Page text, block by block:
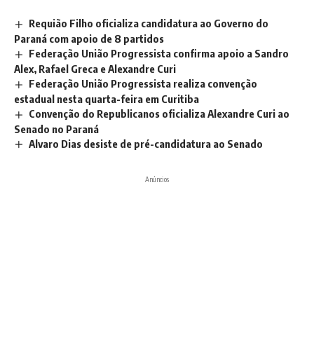
Requião Filho oficializa candidatura ao Governo do
Paraná com apoio de 8 partidos
Federação União Progressista confirma apoio a Sandro
Alex, Rafael Greca e Alexandre Curi
Federação União Progressista realiza convenção
estadual nesta quarta-feira em Curitiba
Convenção do Republicanos oficializa Alexandre Curi ao
Senado no Paraná
Alvaro Dias desiste de pré-candidatura ao Senado
Anúncios